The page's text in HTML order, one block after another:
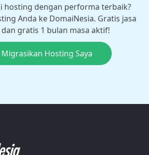
hosting dengan performa terbaik?
Anda ke DomaiNesia. Gratis jasa
gratis 1 bulan masa aktif!
Migrasikan Hosting Saya